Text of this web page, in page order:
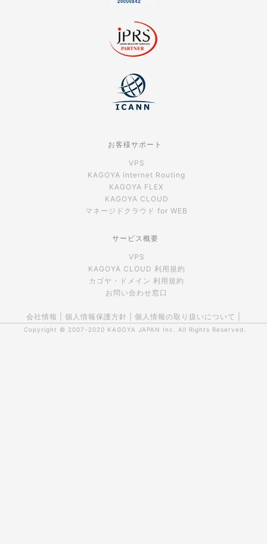
お客様サポート
VPS
KAGOYA Internet Routing
KAGOYA FLEX
KAGOYA CLOUD
マネージドクラウド for WEB
サービス概要
VPS
KAGOYA CLOUD 利用規約
カゴヤ・ドメイン 利用規約
お問い合わせ窓口
会社情報 個人情報保護方針 個人情報の取り扱いについて
Copyright © 2007-2020 KAGOYA JAPAN Inc. All Rights Reserved.